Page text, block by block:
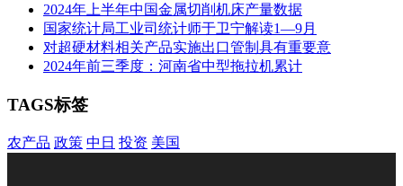
2024年上半年中国金属切削机床产量数据
国家统计局工业司统计师于卫宁解读1—9月
对超硬材料相关产品实施出口管制具有重要意
2024年前三季度：河南省中型拖拉机累计
TAGS标签
农产品 政策 中日 投资 美国